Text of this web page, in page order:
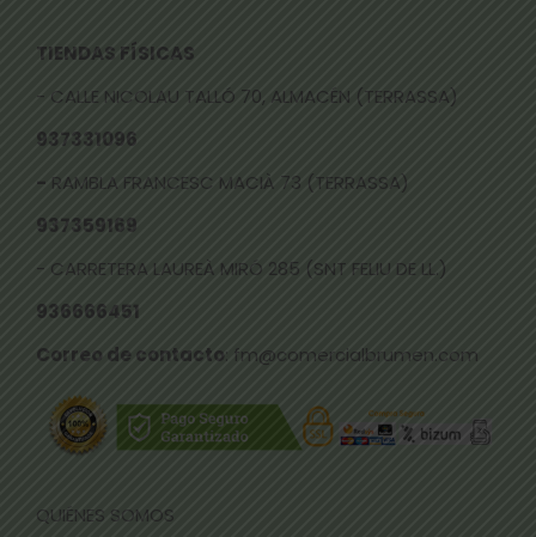
TIENDAS FÍSICAS
- CALLE NICOLAU TALLÓ 70, ALMACÉN (TERRASSA)
937331096
- RAMBLA FRANCESC MACIÀ 73 (TERRASSA)
937359169
- CARRETERA LAUREÀ MIRÓ 285 (SNT FELIU DE LL.)
936666451
Correo de contacto: fm@comercialbrumen.com
QUIÉNES SOMOS